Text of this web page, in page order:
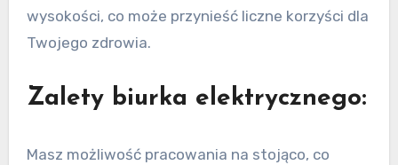
wysokości, co może przynieść liczne korzyści dla
Twojego zdrowia.
Zalety biurka elektrycznego:
Masz możliwość pracowania na stojąco, co